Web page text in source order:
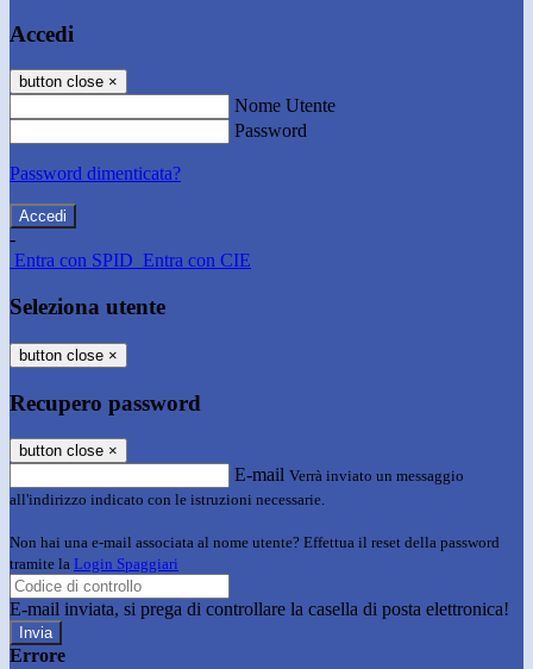
Accedi
button close ×
Nome Utente
Password
Password dimenticata?
-
Entra con SPID Entra con CIE
Seleziona utente
button close ×
Recupero password
button close ×
E-mail Verrà inviato un messaggio
all'indirizzo indicato con le istruzioni necessarie.
Non hai una e-mail associata al nome utente? Effettua il reset della password
tramite la Login Spaggiari
E-mail inviata, si prega di controllare la casella di posta elettronica!
Errore